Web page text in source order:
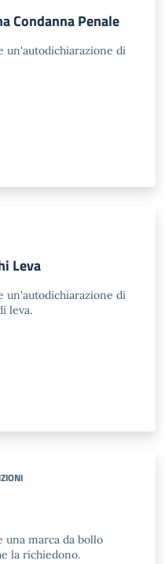
Condanna Penale
un'autodichiarazione di
Leva
un'autodichiarazione di
leva.
una marca da bollo
la richiedono.